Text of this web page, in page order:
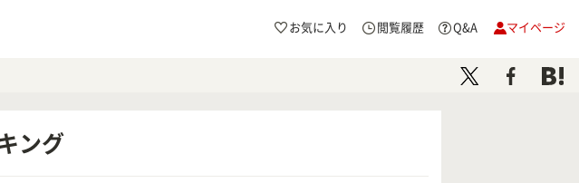
お気に入り 閲覧履歴 Q&A マイページ
ング